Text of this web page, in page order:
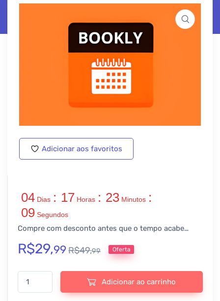
Adicionar aos favoritos
04 Dias : 17 Horas : 23 Minutos :
09 Segundos
Compre com desconto antes que o tempo acabe…
R$29,99R$49,99 Oferta
Bookly Special Days - v5.3 quantidade
Adicionar ao carrinho